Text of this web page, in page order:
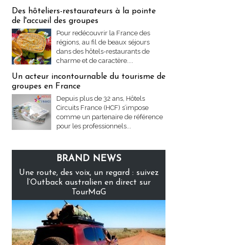
Des hôteliers-restaurateurs à la pointe
de l'accueil des groupes
Pour redécouvrir la France des
régions, au fil de beaux séjours
dans des hôtels-restaurants de
charme et de caractère....
Un acteur incontournable du tourisme de
groupes en France
Depuis plus de 32 ans, Hôtels
Circuits France (HCF) s’impose
comme un partenaire de référence
pour les professionnels...
BRAND NEWS
Une route, des voix, un regard : suivez
l’Outback australien en direct sur
TourMaG